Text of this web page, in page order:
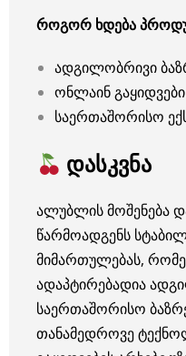
როგორ ხდება
ადგილობრივი
ონლაინ გაყიდვები
საერთაშორისო
დასკვნა
ალუბლის მოშენება
წარმოადგენს
მიმართულებას,
ადაპტირებადია
საერთაშორისო
თანამედროვე